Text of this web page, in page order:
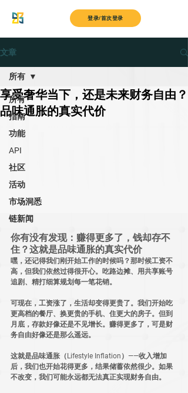
登录/首次登录
文章
所有
指南
功能
API
社区
活动
市场洞悉
链新闻
所有
享受奢华当下，还是未来财务自由？
品味通胀的真实代价
你有没有发现：赚得更多了，钱却存不
住？这就是品味通胀的真实代价
嘿，还记得我们刚开始工作的时候吗？那时候工资不
高，但我们依然过得很开心。吃路边摊、用共享账号
追剧、精打细算规划每一笔花销。
可现在，工资涨了，生活却变得更贵了。我们开始吃
更高档的餐厅、换更贵的手机、住更大的房子。但到
月底，存款好像还是不见增长。 赚得更多了，可是财
务自由好像还是那么遥远。
这就是品味通胀 （Lifestyle Inflation） ——收入增加
后，我们也开始花得更多，结果储蓄依然很少。如果
不改变，我们可能永远都无法真正实现财务自由。